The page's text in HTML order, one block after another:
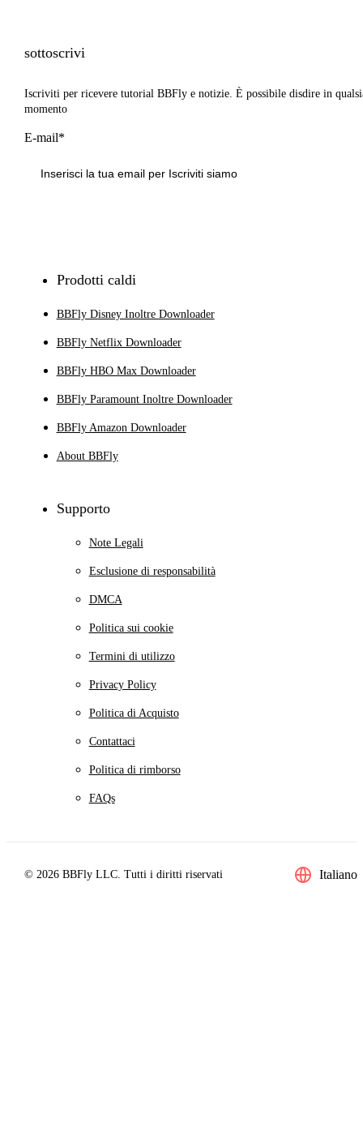
sottoscrivi
Iscriviti per ricevere tutorial BBFly e notizie. È possibile disdire in
momento
E-mail*
Prodotti caldi
BBFly Disney Inoltre Downloader
BBFly Netflix Downloader
BBFly HBO Max Downloader
BBFly Paramount Inoltre Downloader
BBFly Amazon Downloader
About BBFly
Supporto
Note Legali
Esclusione di responsabilità
DMCA
Politica sui cookie
Termini di utilizzo
Privacy Policy
Politica di Acquisto
Contattaci
Politica di rimborso
FAQs
© 2026 BBFly LLC. Tutti i diritti riservati Italiano